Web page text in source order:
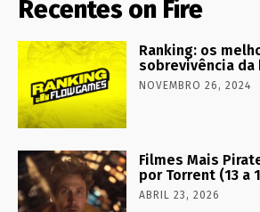
Recentes on Fire
Ranking: os
sobrevivência
NOVEMBRO 26, 2024
Filmes Mais
por Torrent (13 a
ABRIL 23, 2026